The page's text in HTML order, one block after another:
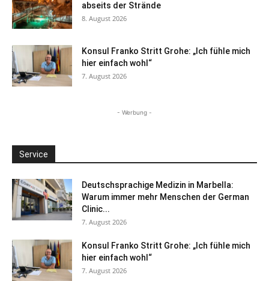
abseits der Strände
8. August 2026
Konsul Franko Stritt Grohe: „Ich fühle mich
hier einfach wohl“
7. August 2026
- Werbung -
Service
Deutschsprachige Medizin in Marbella:
Warum immer mehr Menschen der German
Clinic...
7. August 2026
Konsul Franko Stritt Grohe: „Ich fühle mich
hier einfach wohl“
7. August 2026